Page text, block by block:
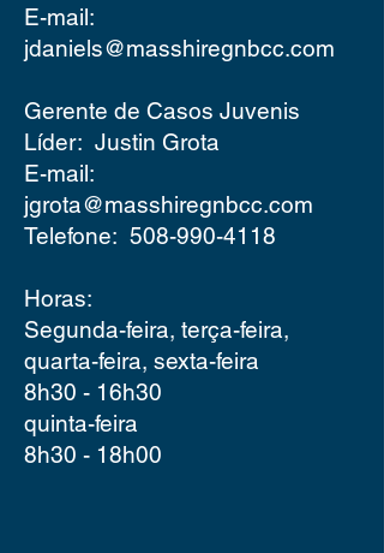
E-mail:
jdaniels@masshiregnbcc.com
Gerente de Casos Juvenis
Líder: Justin Grota
E-mail:
jgrota@masshiregnbcc.com
Telefone: 508-990-4118
Horas:
Segunda-feira, terça-feira,
quarta-feira, sexta-feira
8h30 - 16h30
quinta-feira
8h30 - 18h00